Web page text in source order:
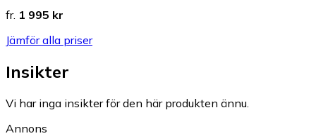
fr. 1 995 kr
Jämför alla priser
Insikter
Vi har inga insikter för den här produkten ännu.
Annons